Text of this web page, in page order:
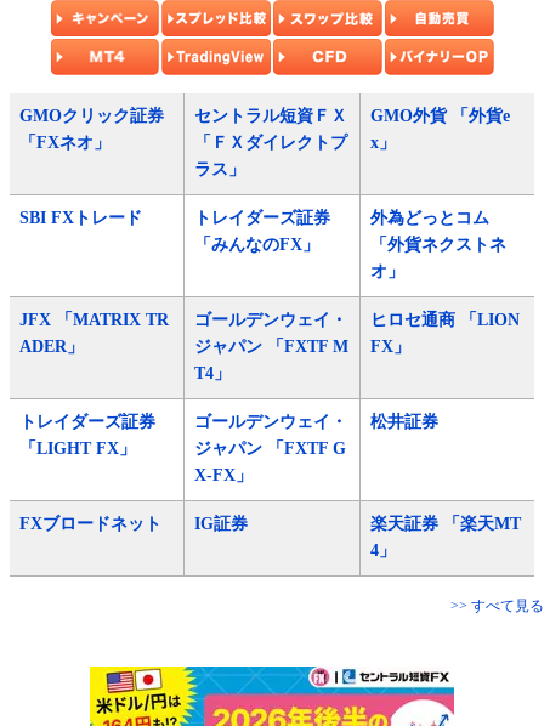
GMOクリック証券
「FXネオ」
セントラル短資ＦＸ
「ＦＸダイレクトプ
ラス」
GMO外貨 「外貨e
x」
SBI FXトレード
トレイダーズ証券
「みんなのFX」
外為どっとコム
「外貨ネクストネ
オ」
JFX 「MATRIX TR
ADER」
ゴールデンウェイ・
ジャパン 「FXTF M
T4」
ヒロセ通商 「LION
FX」
トレイダーズ証券
「LIGHT FX」
ゴールデンウェイ・
ジャパン 「FXTF G
X-FX」
松井証券
FXブロードネット IG証券
楽天証券 「楽天MT
4」
>> すべて見る